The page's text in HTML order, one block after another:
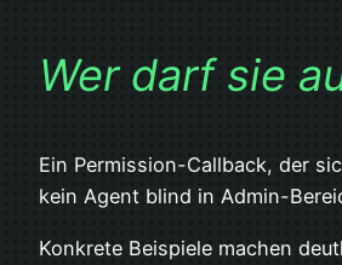
Wer darf sie
Ein Permission-Callback, der
kein Agent blind in Admin-
Konkrete Beispiele machen